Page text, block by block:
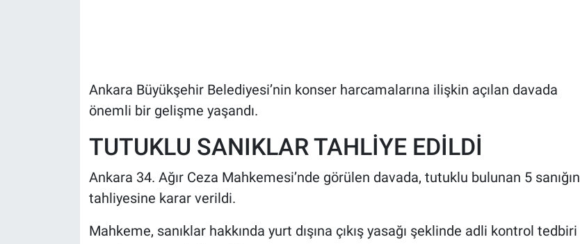
Ankara Büyükşehir Belediyesi’nin konser harcamalarına ilişkin açılan davada
önemli bir gelişme yaşandı.
TUTUKLU SANIKLAR TAHLİYE EDİLDİ
Ankara 34. Ağır Ceza Mahkemesi’nde görülen davada, tutuklu bulunan 5 sanığın
tahliyesine karar verildi.
Mahkeme, sanıklar hakkında yurt dışına çıkış yasağı şeklinde adli kontrol tedbiri